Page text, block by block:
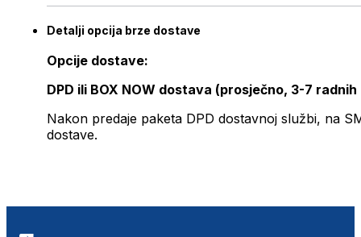
Detalji opcija brze dostave
Opcije dostave:
DPD ili BOX NOW dostava (prosječno, 3-7 radnih
Nakon predaje paketa DPD dostavnoj službi, na
dostave.